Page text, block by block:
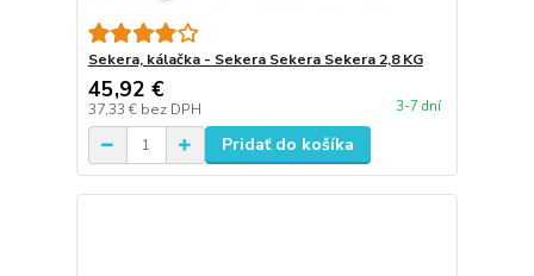
Sekera, kálačka - Sekera Sekera Sekera 2,8 KG
45,92 €
37,33 € bez DPH 3-7 dní
Pridať do košíka